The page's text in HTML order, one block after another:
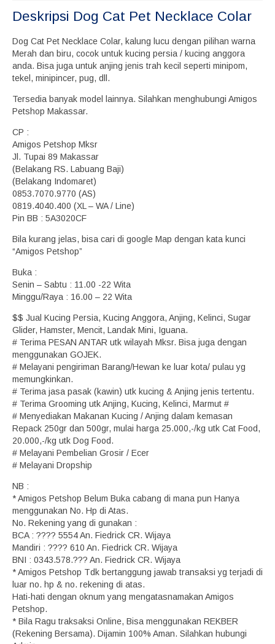
Deskripsi Dog Cat Pet Necklace Colar
Dog Cat Pet Necklace Colar, kalung lucu dengan pilihan warna
Merah dan biru, cocok untuk kucing persia / kucing anggora
anda. Bisa juga untuk anjing jenis trah kecil seperti minipom,
tekel, minipincer, pug, dll.
Tersedia banyak model lainnya. Silahkan menghubungi Amigos
Petshop Makassar.
CP :
Amigos Petshop Mksr
Jl. Tupai 89 Makassar
(Belakang RS. Labuang Baji)
(Belakang Indomaret)
0853.7070.9770 (AS)
0819.4040.400 (XL – WA / Line)
Pin BB : 5A3020CF
Bila kurang jelas, bisa cari di google Map dengan kata kunci
“Amigos Petshop”
Buka :
Senin – Sabtu : 11.00 -22 Wita
Minggu/Raya : 16.00 – 22 Wita
$$ Jual Kucing Persia, Kucing Anggora, Anjing, Kelinci, Sugar
Glider, Hamster, Mencit, Landak Mini, Iguana.
# Terima PESAN ANTAR utk wilayah Mksr. Bisa juga dengan
menggunakan GOJEK.
# Melayani pengiriman Barang/Hewan ke luar kota/ pulau yg
memungkinkan.
# Terima jasa pasak (kawin) utk kucing & Anjing jenis tertentu.
# Terima Grooming utk Anjing, Kucing, Kelinci, Marmut #
# Menyediakan Makanan Kucing / Anjing dalam kemasan
Repack 250gr dan 500gr, mulai harga 25.000,-/kg utk Cat Food,
20.000,-/kg utk Dog Food.
# Melayani Pembelian Grosir / Ecer
# Melayani Dropship
NB :
* Amigos Petshop Belum Buka cabang di mana pun Hanya
menggunakan No. Hp di Atas.
No. Rekening yang di gunakan :
BCA : ???? 5554 An. Fiedrick CR. Wijaya
Mandiri : ???? 610 An. Fiedrick CR. Wijaya
BNI : 0343.578.??? An. Fiedrick CR. Wijaya
* Amigos Petshop Tdk bertanggung jawab transaksi yg terjadi di
luar no. hp & no. rekening di atas.
Hati-hati dengan oknum yang mengatasnamakan Amigos
Petshop.
* Bila Ragu traksaksi Online, Bisa menggunakan REKBER
(Rekening Bersama). Dijamin 100% Aman. Silahkan hubungi